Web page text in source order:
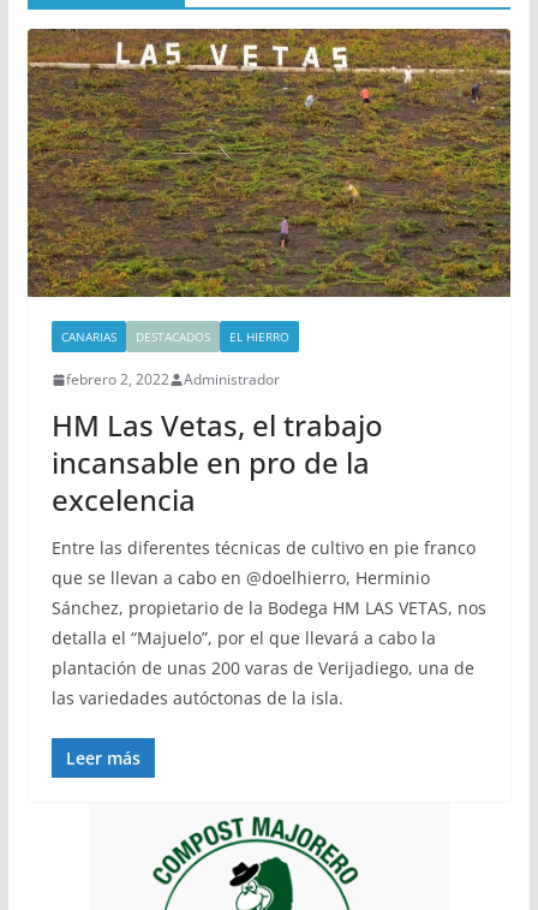
CANARIAS DESTACADOS EL HIERRO
febrero 2, 2022 Administrador
HM Las Vetas, el trabajo
incansable en pro de la
excelencia
Entre las diferentes técnicas de cultivo en pie franco
que se llevan a cabo en @doelhierro, Herminio
Sánchez, propietario de la Bodega HM LAS VETAS, nos
detalla el “Majuelo”, por el que llevará a cabo la
plantación de unas 200 varas de Verijadiego, una de
las variedades autóctonas de la isla.
Leer más